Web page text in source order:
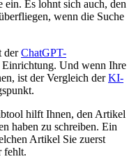
ein. Es lohnt sich auch, den
wenn die Suche
derChatGPT-
Einrichtung. Und wenn Ihre
ist der Vergleich derKI-
hilft Ihnen, den Artikel
haben zu schreiben. Ein
Artikel Sie zuerst
fehlt.